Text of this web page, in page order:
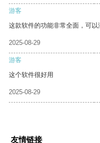
游客
这款软件的功能非常全面，可以
2025-08-29
游客
这个软件很好用
2025-08-29
友情链接